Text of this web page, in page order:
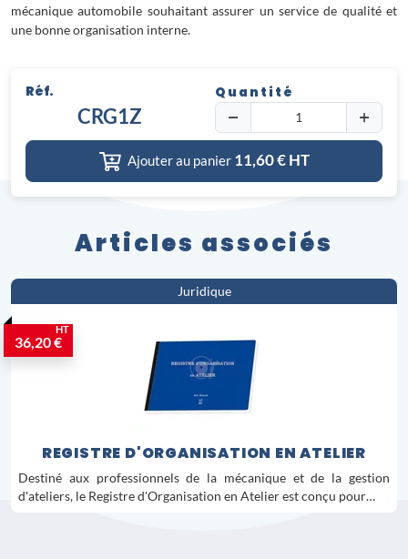
mécanique automobile souhaitant assurer un service de qualité et
une bonne organisation interne.
Réf.
CRG1Z
Quantité
Ajouter au panier 11,60€ HT
Articles associés
Juridique
36,20 €
HT
REGISTRE D'ORGANISATION EN ATELIER
Destiné aux professionnels de la mécanique et de la gestion
d'ateliers, le Registre d'Organisation en Atelier est conçu pour…